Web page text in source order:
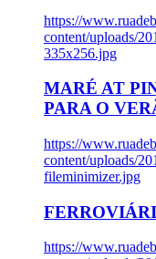
https://
content/uploads/
335x256.jpg
MARÉ AT
PARA O
https://
content/uploads/
fileminimizer.jpg
https://